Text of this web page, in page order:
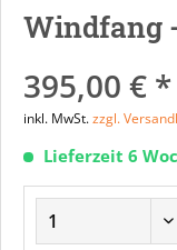
Windfang
395,00 € *
inkl. MwSt.zzgl.
Lieferzeit 6